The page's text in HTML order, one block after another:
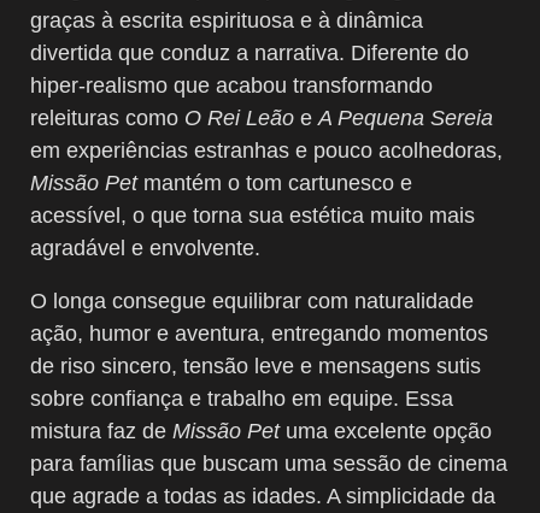
graças à escrita espirituosa e à dinâmica
divertida que conduz a narrativa. Diferente do
hiper-realismo que acabou transformando
releituras como O Rei Leão e A Pequena Sereia
em experiências estranhas e pouco acolhedoras,
Missão Petmantém o tom cartunesco e
acessível, o que torna sua estética muito mais
agradável e envolvente.
O longa consegue equilibrar com naturalidade
ação, humor e aventura, entregando momentos
de riso sincero, tensão leve e mensagens sutis
sobre confiança e trabalho em equipe. Essa
mistura faz de Missão Petuma excelente opção
para famílias que buscam uma sessão de cinema
que agrade a todas as idades. A simplicidade da